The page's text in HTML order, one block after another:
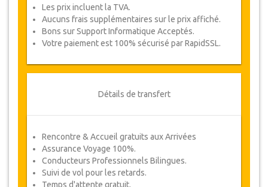
Les prix incluent la TVA.
Aucuns frais supplémentaires sur le prix affiché.
Bons sur Support Informatique Acceptés.
Votre paiement est 100% sécurisé par RapidSSL.
Détails de transfert
Rencontre & Accueil gratuits aux Arrivées
Assurance Voyage 100%.
Conducteurs Professionnels Bilingues.
Suivi de vol pour les retards.
Temps d'attente gratuit.